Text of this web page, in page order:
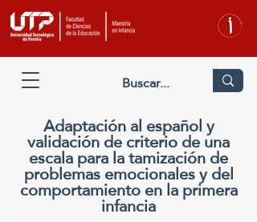
Adaptación al español y
validación de criterio de una
escala para la tamización de
problemas emocionales y del
comportamiento en la primera
infancia